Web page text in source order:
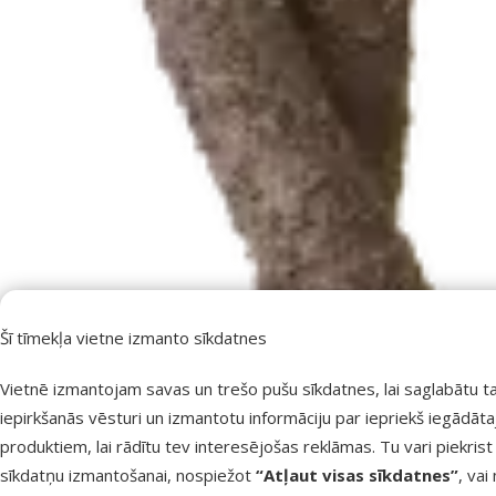
Šī tīmekļa vietne izmanto sīkdatnes
Vietnē izmantojam savas un trešo pušu sīkdatnes, lai saglabātu
iepirkšanās vēsturi un izmantotu informāciju par iepriekš
produktiem, lai rādītu tev interesējošas reklāmas. Tu vari piekrist
sīkdatņu izmantošanai, nospiežot “Atļaut visas sīkdatnes”, vai